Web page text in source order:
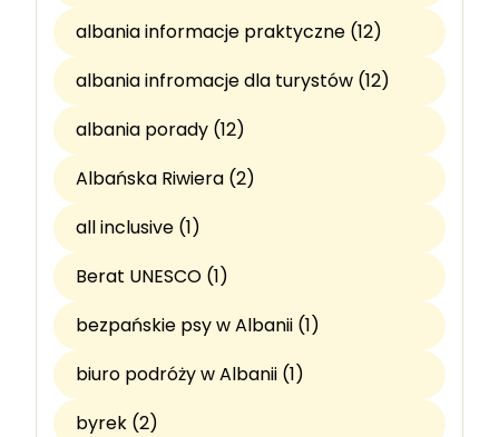
albania informacje praktyczne (12)
albania infromacje dla turystów (12)
albania porady (12)
Albańska Riwiera (2)
all inclusive (1)
Berat UNESCO (1)
bezpańskie psy w Albanii (1)
biuro podróży w Albanii (1)
byrek (2)